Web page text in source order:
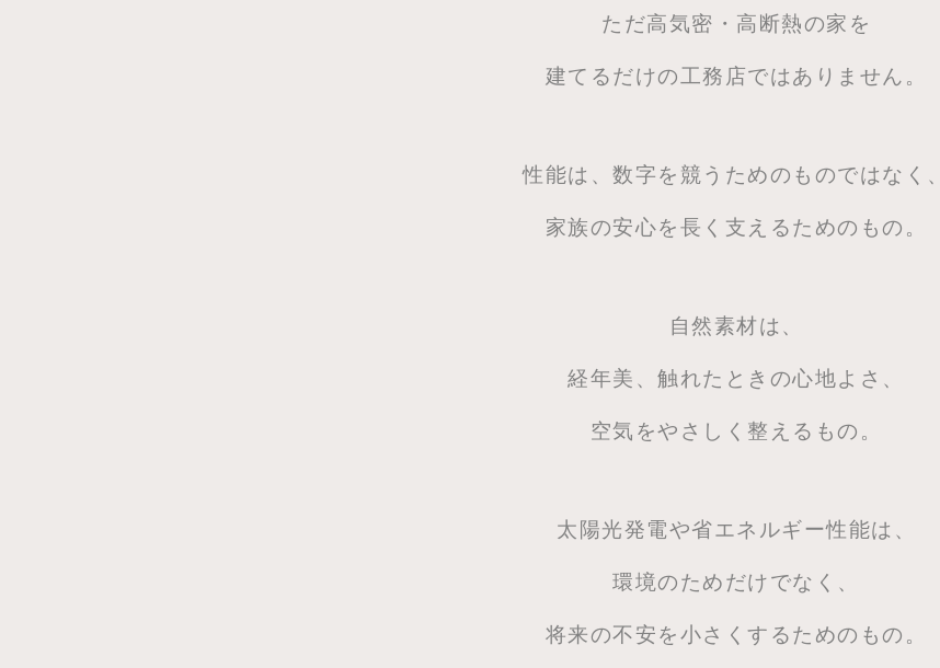
ただ高気密・高断熱の家を
建てるだけの工務店ではありません。
性能は、数字を競うためのものではなく、
家族の安心を長く支えるためのもの。
自然素材は、
経年美、触れたときの心地よさ、
空気をやさしく整えるもの。
太陽光発電や省エネルギー性能は、
環境のためだけでなく、
将来の不安を小さくするためのもの。